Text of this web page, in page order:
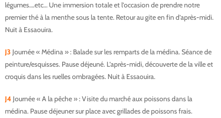
légumes….etc… Une immersion totale et l’occasion de prendre notre
premier thé à la menthe sous la tente. Retour au gite en fin d’après-midi.
Nuit à Essaouira.
J3 Journée « Médina » : Balade sur les remparts de la médina. Séance de
peinture/esquisses. Pause déjeuné. L’après-midi, découverte de la ville et
croquis dans les ruelles ombragées. Nuit à Essaouira.
J4 Journée « A la pêche » : Visite du marché aux poissons dans la
médina. Pause déjeuner sur place avec grillades de poissons frais.